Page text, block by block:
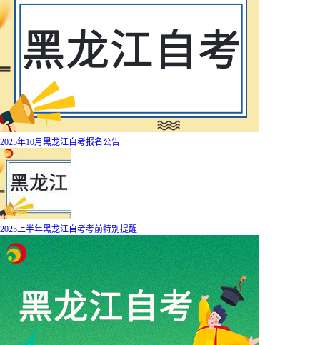
2025年10月黑龙江自考报名公告
2025上半年黑龙江自考考前特别提醒